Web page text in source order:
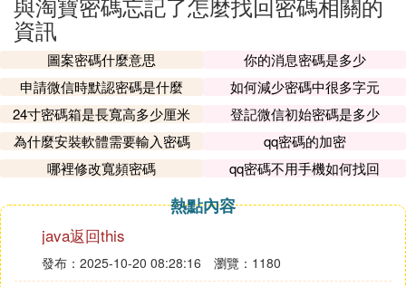
法使用，可以考慮使用第三方安全驗證工具，如支付
寶等，進行身份驗證並找回密碼。
值得注意的是，為了提高賬號的安全性，建議定期更
改密碼，並啟用二次驗證功能。這樣即使密碼泄露，
也能有效保護賬號安全。同時，不要在公共網路環境
下進行敏感操作，以免個人信息被竊取。
總之，當遇到忘記淘寶賬號密碼且手機號已更換的情
況時，及時聯系客服是解決問題的有效途徑。同時，
加強賬號安全意識，採取多種措施保護個人信息，是
維護賬號安全的關鍵。
資訊
圖案密碼什麼意思
你的消息密碼是多少
申請微信時默認密碼是什麼
如何減少密碼中很多字元
24寸密碼箱是長寬高多少厘米
登記微信初始密碼是多少
為什麼安裝軟體需要輸入密碼
qq密碼的加密
哪裡修改寬頻密碼
qq密碼不用手機如何找回
熱點內容
java返回this
發布：2025-10-20 08:28:16 瀏覽：1180